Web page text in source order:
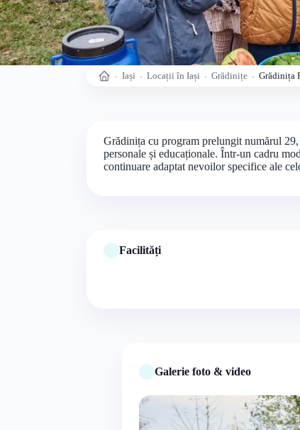
Acasă Iași Locații în Iași Grădinițe Grădinița
Grădinița cu program prelungit numărul 29,
personale și educaționale. Într-un cadru
continuare adaptat nevoilor specifice ale
Facilități
Galerie foto & video